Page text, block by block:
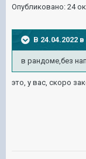
Опубликовано: 24
В 24.04.2022
в рандоме,без
это, у вас, скоро